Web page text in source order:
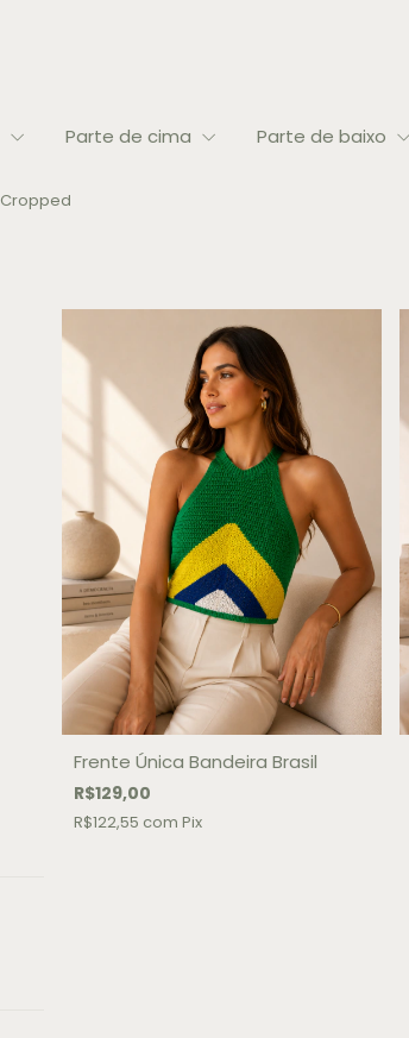
Parte de cima Parte de baixo
Cropped
Frente Única Bandeira Brasil
R$129,00
R$122,55 com Pix